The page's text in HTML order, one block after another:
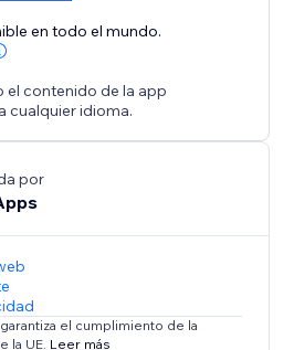
en todo el mundo.
contenido de la app
cualquier idioma.
por
el cumplimiento de la
la UE. Leer más